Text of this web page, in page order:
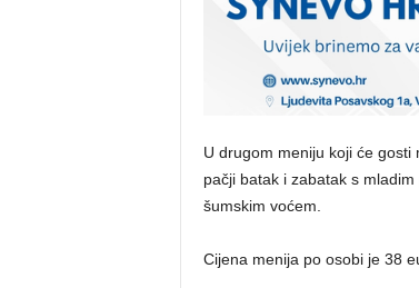
U drugom meniju koji će
pačji batak i zabatak s
šumskim voćem.
Cijena menija po osobi je 38